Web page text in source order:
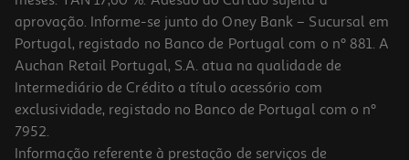
aprovação. Informe-se junto do Oney Bank – Sucursal em
Portugal, registado no Banco de Portugal com o nº 881. A
Auchan Retail Portugal, S.A. atua na qualidade de
Intermediário de Crédito a título acessório com
exclusividade, registado no Banco de Portugal com o nº
7952.
Informação referente à prestação de serviços de